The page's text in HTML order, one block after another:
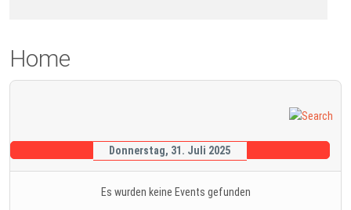
Home
Donnerstag, 31. Juli 2025
Es wurden keine Events gefunden